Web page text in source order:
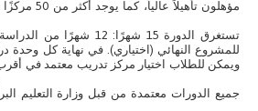
مؤهلون تأهيلاً
للمشروع النهائي (اختياري). في نهاية كل وحدة
ويمكن للطلاب اختيار مركز تدريب معتمد في أقرب